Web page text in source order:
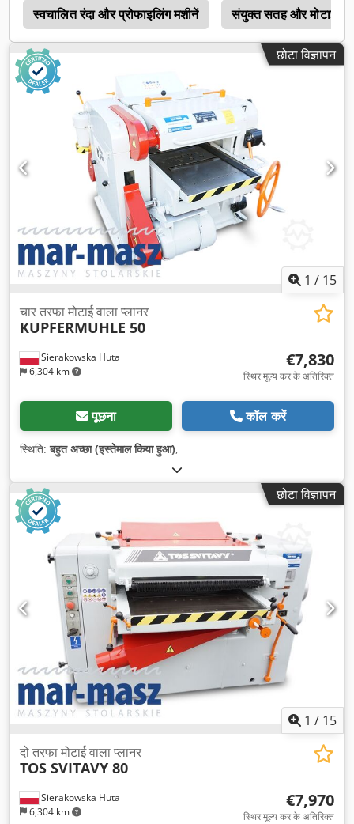
स्वचालित रंदा और प्रोफाइलिंग मशीनें संयुक्त सतह और मोटाई की
छोटा विज्ञापन
1 / 15
Sierakowska Huta
6,304 km
चार तरफा मोटाई वाला प्लानर
KUPFERMUHLE 50
€7,830
स्थिर मूल्य कर के अतिरिक्त
पूछना कॉल करें
स्थिति:बहुत अच्छा (इस्तेमाल किया हुआ),
छोटा विज्ञापन
1 / 15
Sierakowska Huta
6,304 km
दो तरफा मोटाई वाला प्लानर
TOS SVITAVY 80
€7,970
स्थिर मूल्य कर के अतिरिक्त